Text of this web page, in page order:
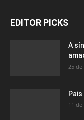
EDITOR PICKS
A
25 de
11